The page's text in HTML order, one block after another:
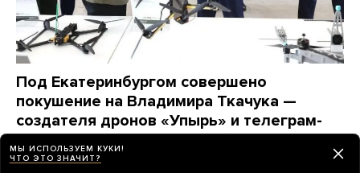
Под Екатеринбургом совершено
покушение на Владимира Ткачука —
создателя дронов «Упырь» и телеграм-
канала «Повернутые на войне»
Он выжил, но водитель его автомобиля погиб
МЫ ИСПОЛЬЗУЕМ КУКИ!
ЧТО ЭТО ЗНАЧИТ?